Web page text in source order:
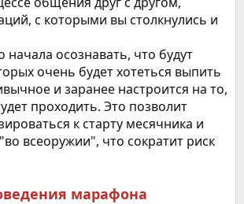
с которыми вы столкнулись и
начала осознавать, что будут
очень будет хотеться выпить
и заранее настроится на то,
проходить. Это позволит
к старту месячника и
всеоружии", что сократит риск
марафона